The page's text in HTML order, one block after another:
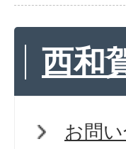
西和
お問